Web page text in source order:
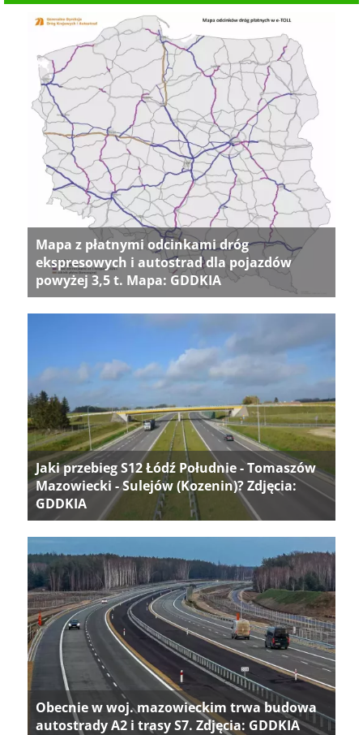
Mapa z płatnymi odcinkami dróg
ekspresowych i autostrad dla pojazdów
powyżej 3,5 t. Mapa: GDDKIA
Jaki przebieg S12 Łódź Południe - Tomaszów
Mazowiecki - Sulejów (Kozenin)? Zdjęcia:
GDDKIA
Obecnie w woj. mazowieckim trwa budowa
autostrady A2 i trasy S7. Zdjęcia: GDDKIA